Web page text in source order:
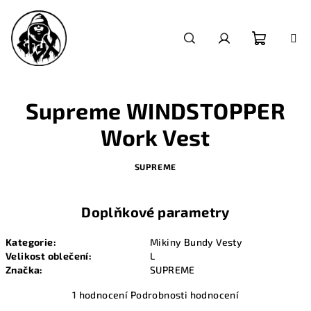
obsah
košík
Supreme WINDSTOPPER
Work Vest
SUPREME
Doplňkové parametry
Kategorie:
Mikiny Bundy Vesty
Velikost oblečení:
L
Značka: SUPREME
Průměrné
1 hodnocení Podrobnosti hodnocení